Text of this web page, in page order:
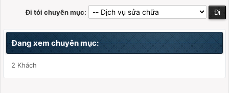
Đi tới chuyên mục:
Đang xem chuyên mục:
2 Khách